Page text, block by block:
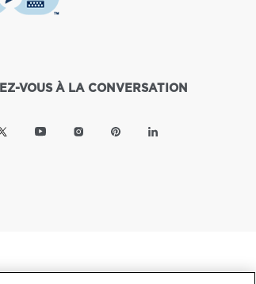
VOUS À LA CONVERSATION